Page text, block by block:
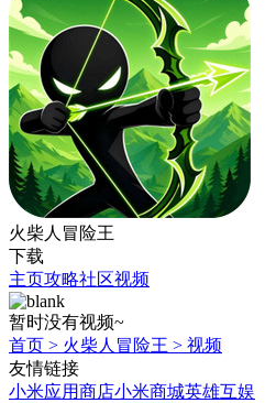
火柴人冒险王
下载
主页攻略社区视频
暂时没有视频~
首页 > 火柴人冒险王 > 视频
友情链接
小米应用商店小米商城英雄互娱